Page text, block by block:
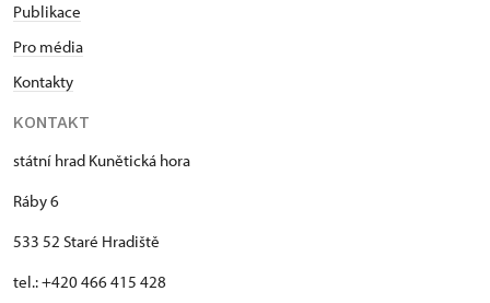
Publikace
Pro média
Kontakty
KONTAKT
státní hrad Kunětická hora
Ráby 6
533 52 Staré Hradiště
tel.: +420 466 415 428